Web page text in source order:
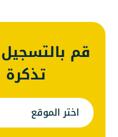
بالتسجيل
تذكرة يوم
الموقع